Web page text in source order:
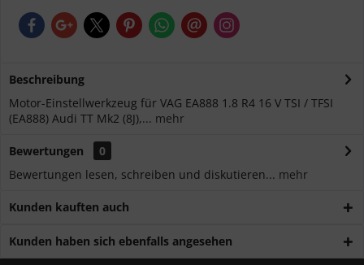
Beschreibung
Motor-Einstellwerkzeug für VAG EA888 1.8 R4 16 V TSI / TFSI
(EA888) Audi TT Mk2 (8J),... mehr
Bewertungen
0
Bewertungen lesen, schreiben und diskutieren... mehr
Kunden kauften auch
Kunden haben sich ebenfalls angesehen